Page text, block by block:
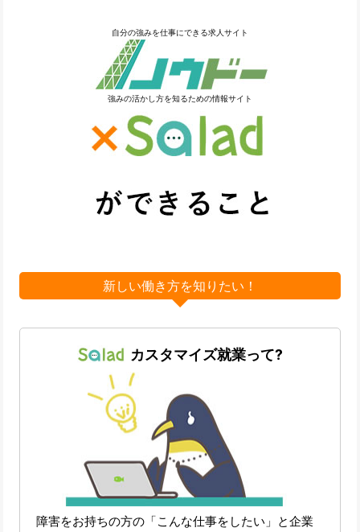
自分の強みを仕事にできる求人サイト
強みの活かし方を知るための情報サイト
新しい働き方を知りたい！
カスタマイズ就業って?
障害をお持ちの方の「こんな仕事をしたい」と企業